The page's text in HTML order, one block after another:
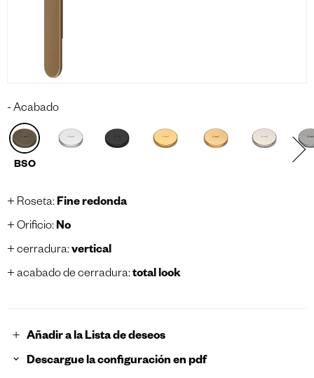
Acabado
BSO
Roseta: Fine redonda
Orificio: No
cerradura:vertical
acabado de cerradura:total look
Añadir a la Lista de deseos
Descargue la configuración en pdf